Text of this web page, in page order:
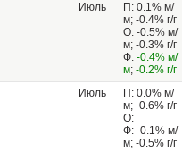
Июль
П: 0.1% м/
м; -0.4% г/г
О: -0.5% м/
м; -0.3% г/г
Ф: -0.4% м/
м; -0.2% г/г
Июль
П: 0.0% м/
м; -0.6% г/г
О:
Ф: -0.1% м/
м; -0.5% г/г